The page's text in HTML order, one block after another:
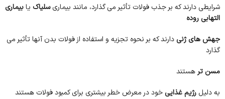
شرایطی دارند که بر جذب فولات تأثیر می گذارد، مانند بیماریسلیاک یابیماری
التهابی روده
جهش های ژنیدارند که بر نحوه تجزیه و استفاده از فولات بدن آنها تأثیر می
گذارد
مسن ترهستند
به دلیلرژیم غذاییخود در معرض خطر بیشتری برای کمبود فولات هستند